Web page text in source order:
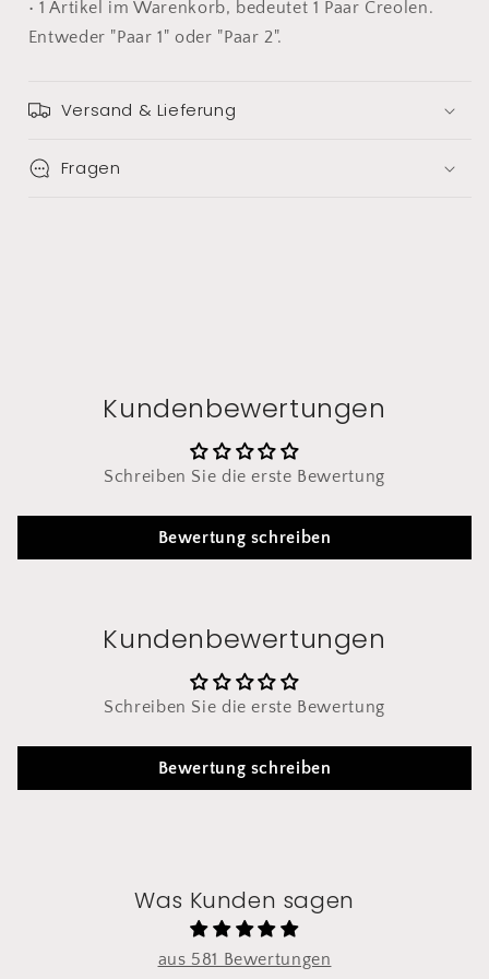
• 1 Artikel im Warenkorb, bedeutet 1 Paar Creolen.
Entweder "Paar 1" oder "Paar 2".
Versand & Lieferung
Fragen
Kundenbewertungen
Schreiben Sie die erste Bewertung
Bewertung schreiben
Kundenbewertungen
Schreiben Sie die erste Bewertung
Bewertung schreiben
Was Kunden sagen
aus 581 Bewertungen